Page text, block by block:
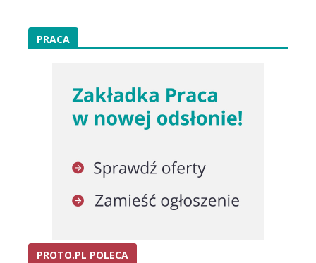
PRACA
PROTO.PL POLECA